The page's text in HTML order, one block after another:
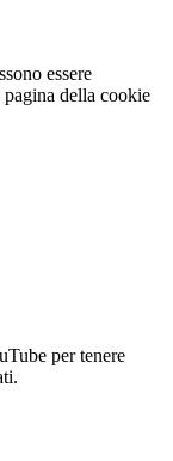
essere
della cookie
per tenere